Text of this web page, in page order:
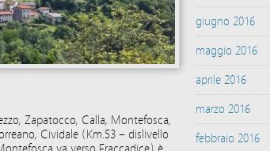
Zapatocco, Calla, Montefosca,
Cividale (Km.53 – dislivello
giugno 2016
maggio 2016
aprile 2016
marzo 2016
febbraio 2016